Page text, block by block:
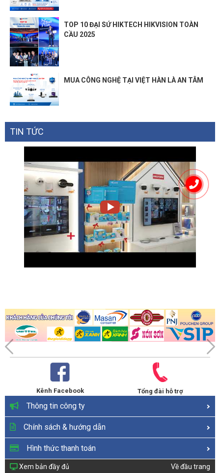
TOP 10 ĐẠI SỨ HIKTECH HIKVISION TOÀN
CẦU 2025
MUA CÔNG NGHỆ TẠI VIỆT HÀN LÀ AN TÂM
TIN TỨC
Kênh Facebook Tổng đài hỗ trợ
Thông tin công ty
Chính sách & hướng dẫn
Hình thức thanh toán
Xem bản đầy đủ Về đầu trang